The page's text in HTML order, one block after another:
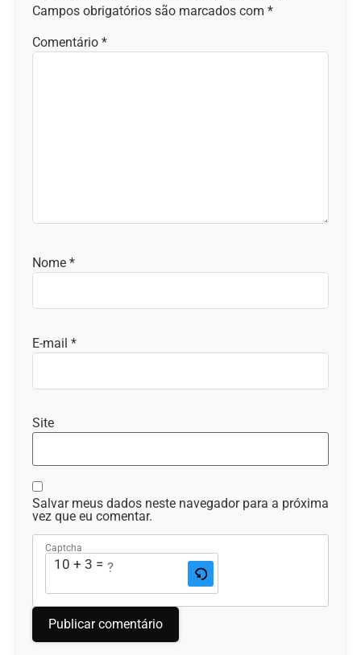
Campos obrigatórios são marcados com *
Comentário *
Nome *
E-mail *
Site
Salvar meus dados neste navegador para a próxima
vez que eu comentar.
Captcha
10 + 3 = ?